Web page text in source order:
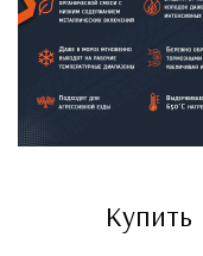
Купить